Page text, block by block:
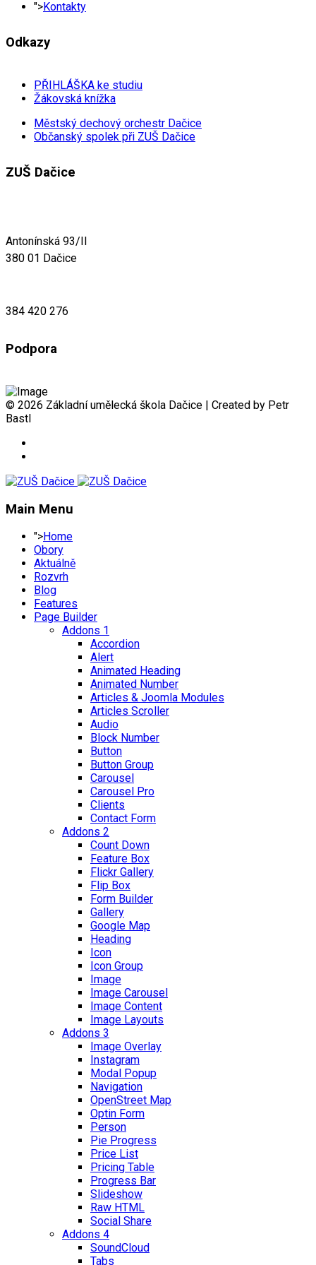
">Kontakty
Odkazy
PŘIHLÁŠKA ke studiu
Žákovská knížka
Městský dechový orchestr Dačice
Občanský spolek při ZUŠ Dačice
ZUŠ Dačice
Antonínská 93/II
380 01 Dačice
384 420 276
Podpora
© 2026 Základní umělecká škola Dačice | Created by Petr
Bastl
Main Menu
">Home
Obory
Aktuálně
Rozvrh
Blog
Features
Page Builder
Addons 1
Accordion
Alert
Animated Heading
Animated Number
Articles & Joomla Modules
Articles Scroller
Audio
Block Number
Button
Button Group
Carousel
Carousel Pro
Clients
Contact Form
Addons 2
Count Down
Feature Box
Flickr Gallery
Flip Box
Form Builder
Gallery
Google Map
Heading
Icon
Icon Group
Image
Image Carousel
Image Content
Image Layouts
Addons 3
Image Overlay
Instagram
Modal Popup
Navigation
OpenStreet Map
Optin Form
Person
Pie Progress
Price List
Pricing Table
Progress Bar
Slideshow
Raw HTML
Social Share
Addons 4
SoundCloud
Tabs